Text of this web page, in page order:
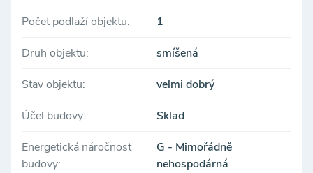
Počet podlaží objektu: 1
Druh objektu: smíšená
Stav objektu: velmi dobrý
Účel budovy: Sklad
Energetická náročnost
budovy:
G - Mimořádně
nehospodárná